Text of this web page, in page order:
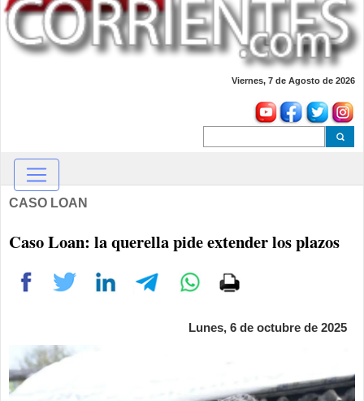
Viernes, 7 de Agosto de 2026
CASO LOAN
Caso Loan: la querella pide extender los plazos
Lunes, 6 de octubre de 2025